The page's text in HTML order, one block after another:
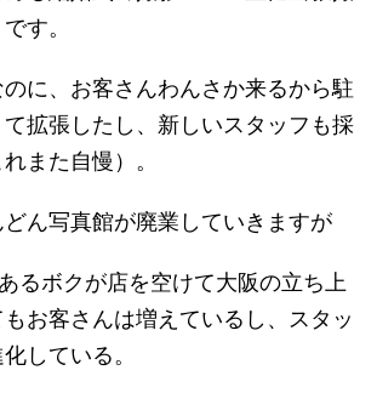
す。
のに、お客さんわんさか来るから駐
拡張したし、新しいスタッフも採
また自慢）。
ん写真館が廃業していきますが
るボクが店を空けて大阪の立ち上
お客さんは増えているし、スタッ
している。